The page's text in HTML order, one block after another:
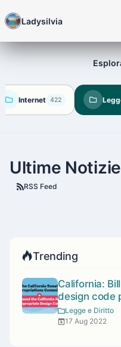
Ladysilvia
Internet 422
Ultime Notizie
RSS Feed
Trending
California:
design code
Legge e Diritto
17 Aug 2022